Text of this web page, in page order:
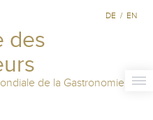
des
de la Gastronomie
DE / EN